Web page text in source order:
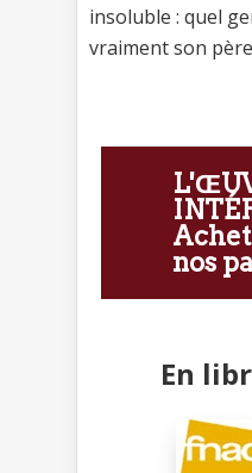
insoluble : quel
vraiment son
nos
En